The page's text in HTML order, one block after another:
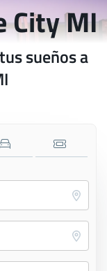
City MI
sueños a